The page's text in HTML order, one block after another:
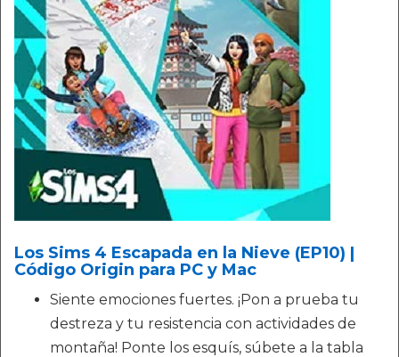
Los Sims 4 Escapada en la Nieve (EP10) |
Código Origin para PC y Mac
Siente emociones fuertes. ¡Pon a prueba tu
destreza y tu resistencia con actividades de
montaña! Ponte los esquís, súbete a la tabla